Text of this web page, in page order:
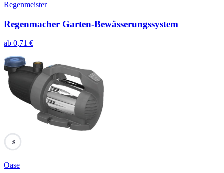
Regenmeister
Regenmacher Garten-Bewässerungssystem
ab 0,71 €
95
Oase